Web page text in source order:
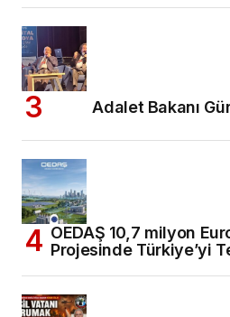
Adalet Bakanı
OEDAŞ 10,7 milyon
Projesinde Türkiye’yi